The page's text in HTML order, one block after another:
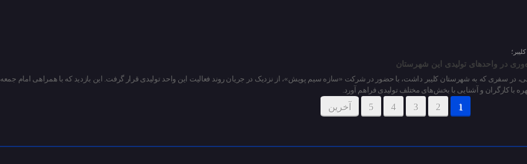
در واحدهای تولیدی این شهرستان
در سفری که به شهرستان کلیبر داشت، با حضور در شرکت «سازه سیم پویش»، از نزدیک در جریان روند فعالیت این واحد تولیدی قرار گرفت. این بازدید که با همراهی امام جمعه
با کارگران و آشنایی با بخش‌های مختلف تولیدی فراهم آورد.
1
2
3
4
5 آخرین